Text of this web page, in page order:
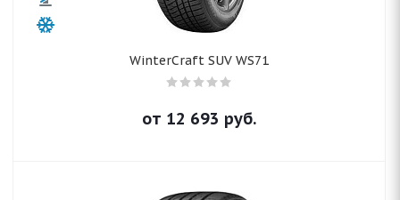
WinterCraft SUV WS71
от 12 693 руб.